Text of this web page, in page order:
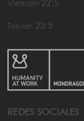
Vietnam 22:5
Taiwan 23:5
REDES SOCIALES